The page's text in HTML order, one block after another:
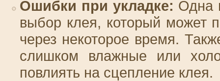
Ошибки при укладке: Одна
выбор клея, который может
через некоторое время.
слишком влажные или
повлиять на сцепление клея.